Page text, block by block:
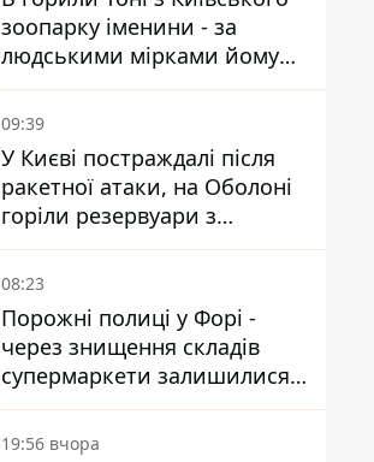
зоопарку іменини - за
людськими мірками йому
вже понад 90 років
09:39
У Києві постраждалі після
ракетної атаки, на Оболоні
горіли резервуари з
паливом
08:23
Порожні полиці у Форі -
через знищення складів
супермаркети залишилися
без асортименту
19:56 вчора